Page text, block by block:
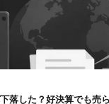
落した？好決算でも売